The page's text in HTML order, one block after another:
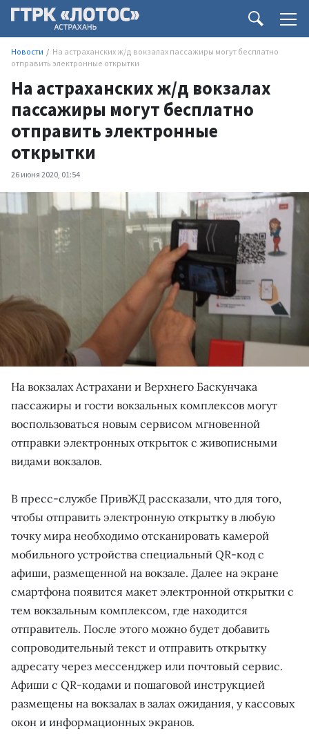
Новости
На астраханских ж/д вокзалах пассажиры могут бесплатно
отправить электронные открытки
На астраханских ж/д вокзалах
пассажиры могут бесплатно
отправить электронные
открытки
26 июня 2020, 01:54
На вокзалах Астрахани и Верхнего Баскунчака
пассажиры и гости вокзальных комплексов могут
воспользоваться новым сервисом мгновенной
отправки электронных открыток с живописными
видами вокзалов.
В пресс-службе ПривЖД рассказали, что для того,
чтобы отправить электронную открытку в любую
точку мира необходимо отсканировать камерой
мобильного устройства специальный QR-код с
афиши, размещенной на вокзале. Далее на экране
смартфона появится макет электронной открытки с
тем вокзальным комплексом, где находится
отправитель. После этого можно будет добавить
сопроводительный текст и отправить открытку
адресату через мессенджер или почтовый сервис.
Афиши с QR-кодами и пошаговой инструкцией
размещены на вокзалах в залах ожидания, у кассовых
окон и информационных экранов.